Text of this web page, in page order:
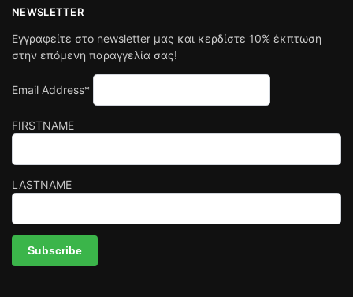
NEWSLETTER
Εγγραφείτε στο newsletter μας και κερδίστε 10% έκπτωση
στην επόμενη παραγγελία σας!
Email Address*
FIRSTNAME
LASTNAME